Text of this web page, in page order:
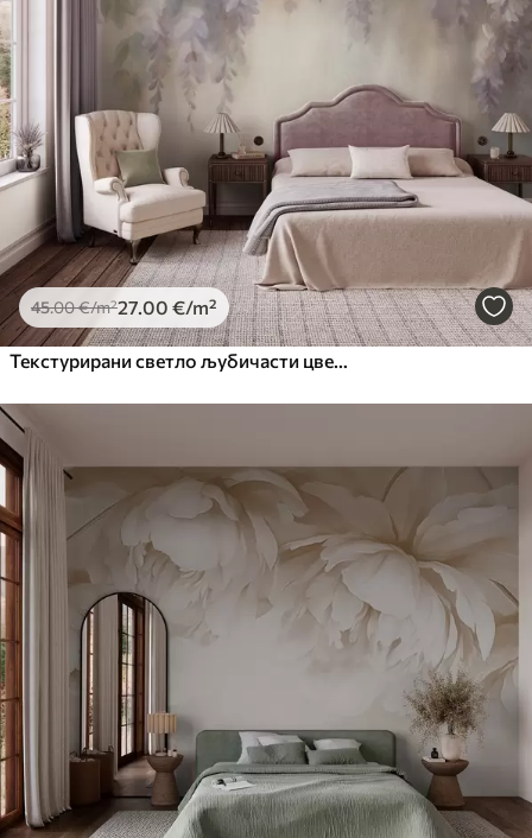
45.00€/m²27.00 €/m²
Текстурирани светло љубичасти цветови глициније висе са зеленим листовима, пастелна позадина